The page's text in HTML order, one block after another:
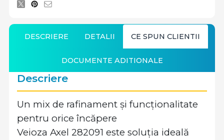
DESCRIERE DETALII CE SPUN CLIENTII
DOCUMENTE ADITIONALE
Descriere
Un mix de rafinament și funcționalitate
pentru orice încăpere
Veioza Axel 282091 este soluția ideală